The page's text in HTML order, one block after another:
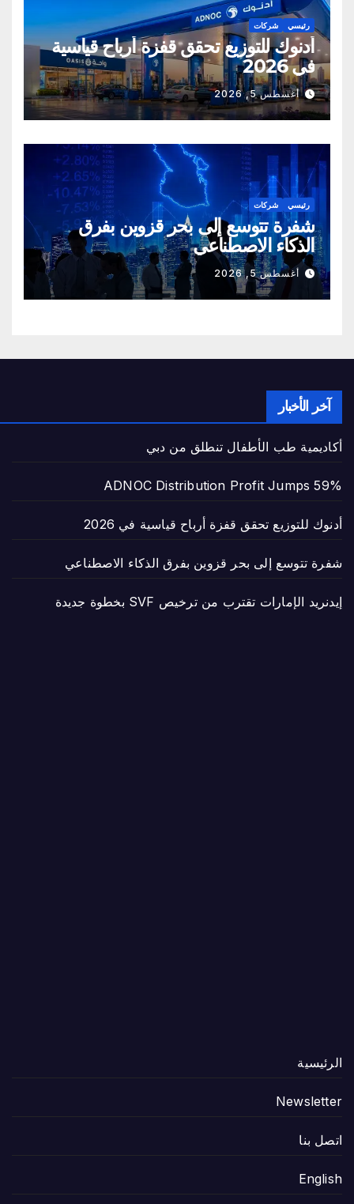
رئيسي شركات
أدنوك للتوزيع تحقق قفزة أرباح قياسية
في 2026
أغسطس 5, 2026
رئيسي شركات
شفرة تتوسع إلى بحر قزوين بفرق
الذكاء الاصطناعي
أغسطس 5, 2026
آخر الأخبار
أكاديمية طب الأطفال تنطلق من دبي
ADNOC Distribution Profit Jumps 59%
أدنوك للتوزيع تحقق قفزة أرباح قياسية في 2026
شفرة تتوسع إلى بحر قزوين بفرق الذكاء الاصطناعي
إيدنريد الإمارات تقترب من ترخيص SVF بخطوة جديدة
الرئيسية
Newsletter
اتصل بنا
English